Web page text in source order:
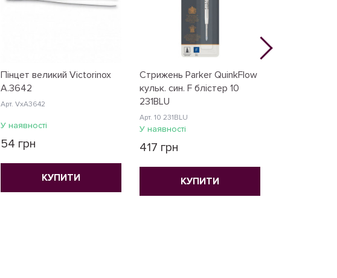
Пінцет великий Victorinox
A.3642
Арт. VxA3642
У наявності
54 грн
КУПИТИ
Стрижень Parker QuinkFlow
кульк. син. F блістер 10
231BLU
Арт. 10 231BLU
У наявності
417 грн
КУПИТИ